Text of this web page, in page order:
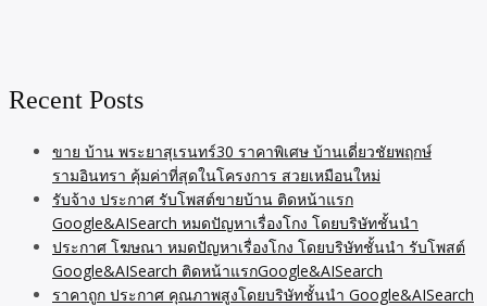
Recent Posts
ขาย บ้าน พระยาสุเรนทร์30 ราคาพิเศษ บ้านเดี่ยวชัยพฤกษ์
รามอินทรา คุ้มค่าที่สุดในโครงการ สวยเหมือนใหม่
รับจ้าง ประกาศ รับโพสต์ขายบ้าน ติดหน้าแรก
Google&AISearch หมดปัญหาเรื่องโกง โดยบริษัทชั้นนำ
ประกาศ โฆษณา หมดปัญหาเรื่องโกง โดยบริษัทชั้นนำ รับโพสต์
Google&AISearch ติดหน้าแรกGoogle&AISearch
ราคาถูก ประกาศ คุณภาพสูงโดยบริษัทชั้นนำ Google&AISearch